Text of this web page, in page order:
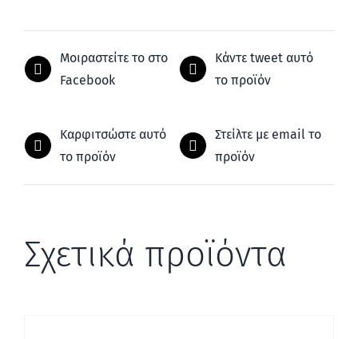
Μοιραστείτε το στο
Facebook
Κάντε tweet αυτό
το προϊόν
Καρφιτσώστε αυτό
το προϊόν
Στείλτε με email το
προϊόν
Σχετικά προϊόντα